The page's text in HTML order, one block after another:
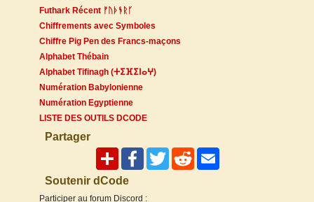
Futhark Récent ᚠᚢᚦᚬᚱᚴ
Chiffrements avec Symboles
Chiffre Pig Pen des Francs-maçons
Alphabet Thébain
Alphabet Tifinagh (ⵜⵉⴼⵉⵏⴰⵖ)
Numération Babylonienne
Numération Egyptienne
LISTE DES OUTILS DCODE
Partager
Soutenir dCode
Participer au forum Discord :